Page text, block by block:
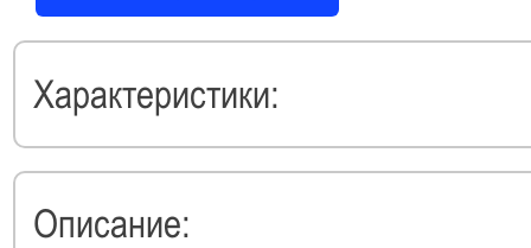
Характеристики:
Описание: